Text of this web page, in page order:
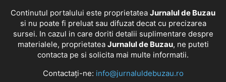
Continutul portalului este proprietatea Jurnalul de Buzau
si nu poate fi preluat sau difuzat decat cu precizarea
sursei. In cazul in care doriti detalii suplimentare despre
materialele, proprietatea Jurnalul de Buzau, ne puteti
contacta pe si solicita mai multe informatii.
Contactați-ne: info@jurnaluldebuzau.ro